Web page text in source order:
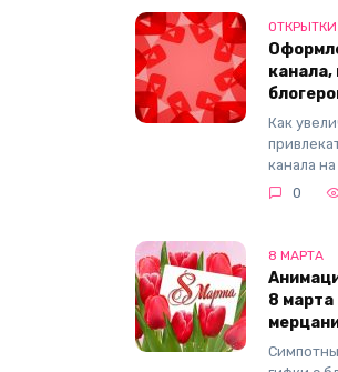
ОТКРЫТКИ
канала,
Как
канала
0
8 МАРТА
8